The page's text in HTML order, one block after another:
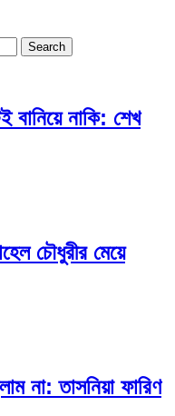
বানিয়ে নাকি: শেখ
চৌধুরীর মেয়ে
না: তাসনিয়া ফারিণ